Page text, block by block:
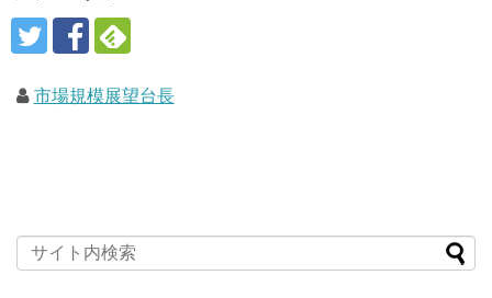
市場規模展望台長